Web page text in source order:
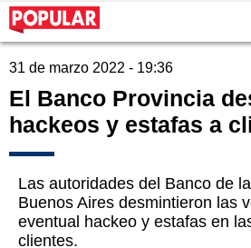
31 de marzo 2022 - 19:36
El Banco Provincia
hackeos y estafas a
Las autoridades del Banco de
Buenos Aires desmintieron las
eventual hackeo y estafas en
clientes.